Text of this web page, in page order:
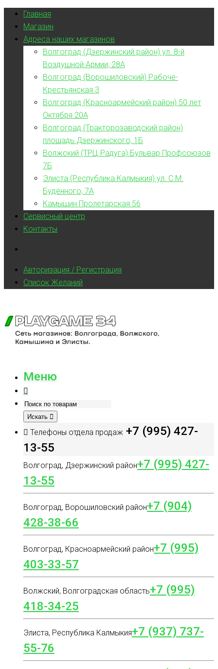
Главная
Магазин
Адреса наших магазинов
Волгоград (Дзержинский район) ул. 8-й
Воздушной Армии, 28А
Волгоград (Ворошиловский) Рабоче-
Крестьянская 3
Волгоград (Красноармейский район) 50 лет
Октября 20А
Волгоград (Тракторозаводский район)
площадь Дзержинского, 1Б
Волжский (ТРЦ Радуга) Бульвар Профсоюзов
7Б
Элиста (Республика Калмыкия) ул. С.М.
Будённого, 7А
Камышин Пролетарская 56
Сервисный центр
Контакты
Авторизация / Регистрация
Список Желаний
Меню
Искать
Телефоны отдела продаж +7 (995) 427-
13-55
Волгоград, Дзержинский район+7 (995) 427-
13-55
Волгоград, Ворошиловский район+7 (904)
428-38-66
Волгоград, Красноармейский район+7 (995)
403-33-57
Волжский, Волгоградская область+7 (995)
418-34-25
Элиста, Республика Калмыкия+7 (937) 737-
55-76